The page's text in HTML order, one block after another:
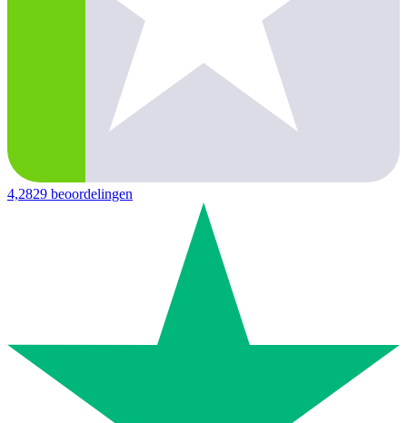
4,2829 beoordelingen